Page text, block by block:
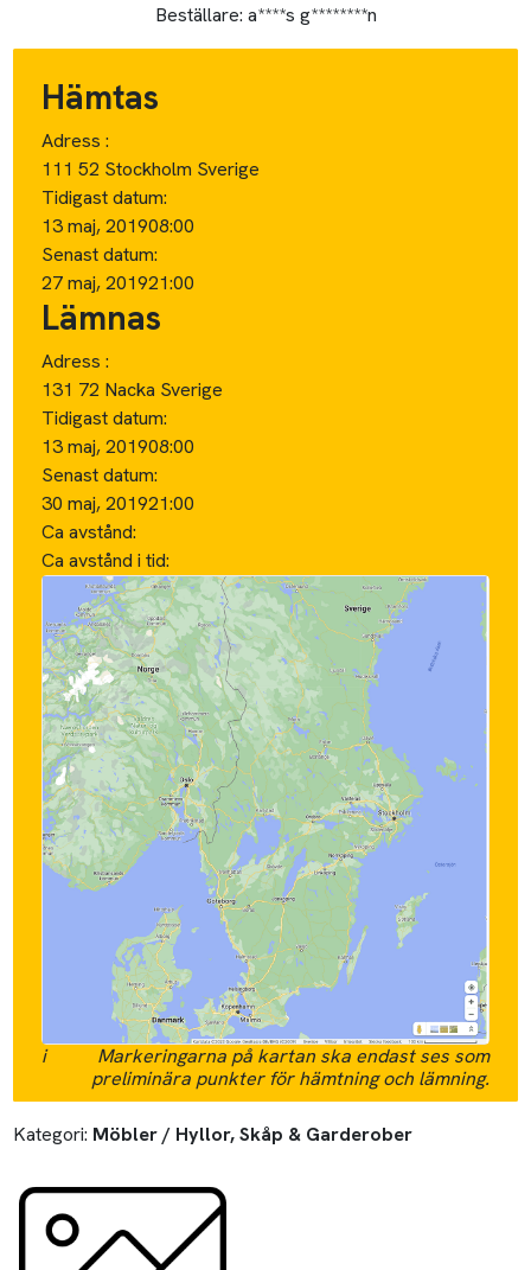
Beställare: a****s g********n
Hämtas
Adress :
111 52 Stockholm Sverige
Tidigast datum:
13 maj, 201908:00
Senast datum:
27 maj, 201921:00
Lämnas
Adress :
131 72 Nacka Sverige
Tidigast datum:
13 maj, 201908:00
Senast datum:
30 maj, 201921:00
Ca avstånd:
Ca avstånd i tid:
i
Markeringarna på kartan ska endast ses som
preliminära punkter för hämtning och lämning.
Kategori: Möbler / Hyllor, Skåp & Garderober